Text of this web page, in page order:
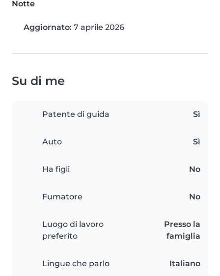
Notte
Aggiornato: 7 aprile 2026
Su di me
Patente di guida Sì
Auto Sì
Ha figli No
Fumatore No
Luogo di lavoro
preferito
Presso la
famiglia
Lingue che parlo Italiano